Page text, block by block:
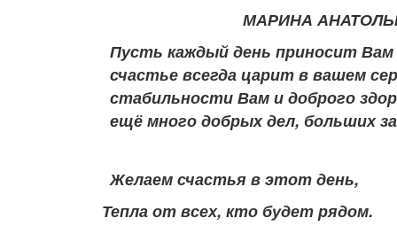
МАРИНА
Пусть каждый день приносит
счастье всегда царит в вашем
стабильности Вам и доброго
ещё много добрых дел, больших
Желаем счастья в этот день,
Тепла от всех, кто будет рядом.